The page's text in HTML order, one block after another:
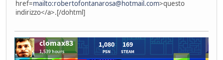
href=mailto:robertofontanarosa@hotmail.com>questo
indirizzo</a>.[/dohtml]